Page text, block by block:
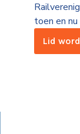
toen en nu
Lid